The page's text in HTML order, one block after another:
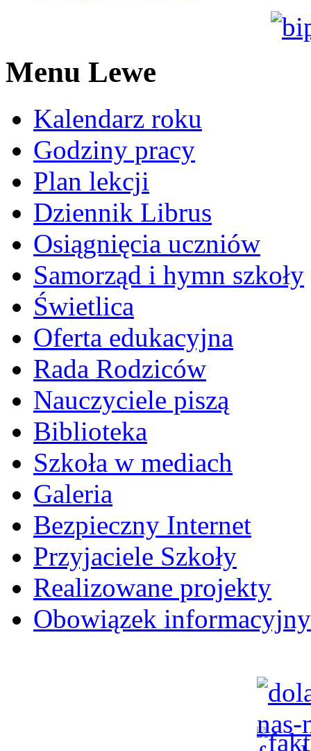
Menu Lewe
Kalendarz roku
Godziny pracy
Plan lekcji
Dziennik Librus
Osiągnięcia uczniów
Samorząd i hymn szkoły
Świetlica
Oferta edukacyjna
Rada Rodziców
Nauczyciele piszą
Biblioteka
Szkoła w mediach
Galeria
Bezpieczny Internet
Przyjaciele Szkoły
Realizowane projekty
Obowiązek informacyjny